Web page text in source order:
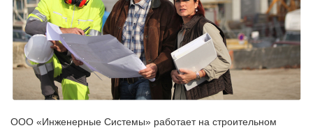
ООО «Инженерные Системы» работает на строительном